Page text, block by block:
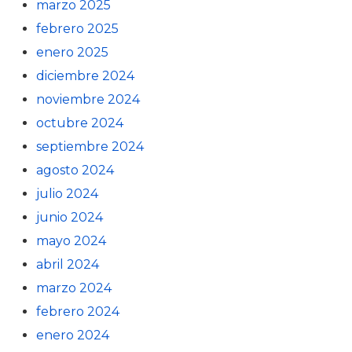
marzo 2025
febrero 2025
enero 2025
diciembre 2024
noviembre 2024
octubre 2024
septiembre 2024
agosto 2024
julio 2024
junio 2024
mayo 2024
abril 2024
marzo 2024
febrero 2024
enero 2024